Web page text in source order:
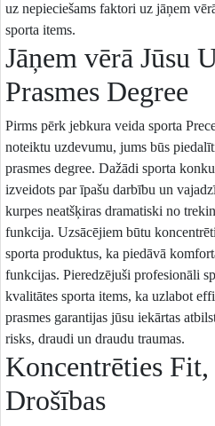
uz nepieciešams faktori uz jāņem
sporta items.
Jāņem vērā Jūsu
Prasmes Degree
Pirms pērk jebkura veida sporta
noteiktu uzdevumu, jums būs
prasmes degree. Dažādi sporta
izveidots par īpašu darbību un
kurpes neatšķiras dramatiski no
funkcija. Uzsācējiem būtu
sporta produktus, ka piedāvā
funkcijas. Pieredzējuši profesionāli
kvalitātes sporta items, ka uzlabot
prasmes garantijas jūsu iekārtas
risks, draudi un draudu traumas.
Koncentrēties
Drošības